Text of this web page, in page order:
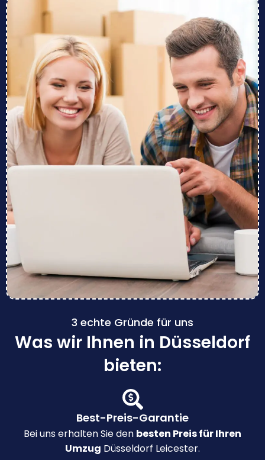
3 echte Gründe für uns
Was wir Ihnen in Düsseldorf
bieten:
Best-Preis-Garantie
Bei uns erhalten Sie den besten Preis für Ihren
Umzug Düsseldorf Leicester.